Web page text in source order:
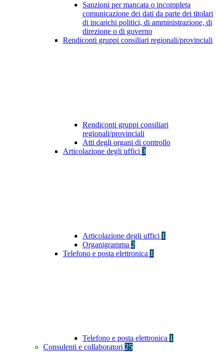
Sanzioni per mancata o incompleta
comunicazione dei dati da parte dei titolari
di incarichi politici, di amministrazione, di
direzione o di governo
Rendiconti gruppi consiliari regionali/provinciali
Rendiconti gruppi consiliari
regionali/provinciali
Atti degli organi di controllo
Articolazione degli uffici 3
Articolazione degli uffici 1
Organigramma 2
Telefono e posta elettronica 1
Telefono e posta elettronica 1
Consulenti e collaboratori 25